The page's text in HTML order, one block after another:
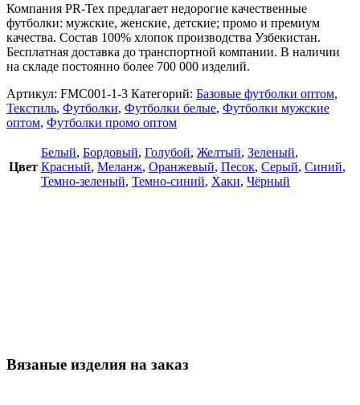
Компания PR-Tex предлагает недорогие качественные
футболки: мужские, женские, детские; промо и премиум
качества. Состав 100% хлопок производства Узбекистан.
Бесплатная доставка до транспортной компании. В наличии
на складе постоянно более 700 000 изделий.
Артикул: FMC001-1-3 Категорий: Базовые футболки оптом,
Текстиль, Футболки, Футболки белые, Футболки мужские
оптом, Футболки промо оптом
Цвет
Белый, Бордовый, Голубой, Желтый, Зеленый,
Красный, Меланж, Оранжевый, Песок, Серый, Синий,
Темно-зеленый, Темно-синий, Хаки, Чёрный
Вязаные изделия на заказ